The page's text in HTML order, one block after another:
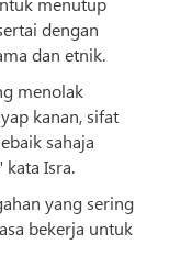
dengan
dan etnik.
menolak
kanan, sifat
sahaja
kata Isra.
yang sering
bekerja untuk